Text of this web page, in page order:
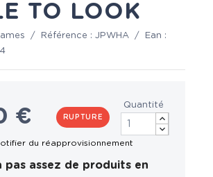
TO LOOK
/ Référence : JPWHA /
Ean :
€ RUPTURE
Quantité
pas assez de produits en